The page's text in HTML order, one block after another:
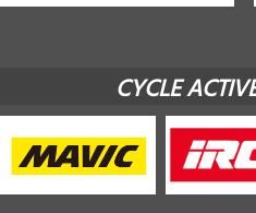
CYCLE